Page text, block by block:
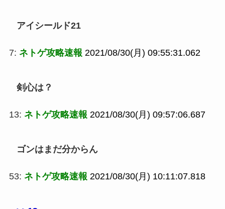
アイシールド21
7: ネトゲ攻略速報 2021/08/30(月) 09:55:31.062
剣心は？
13: ネトゲ攻略速報 2021/08/30(月) 09:57:06.687
ゴンはまだ分からん
53: ネトゲ攻略速報 2021/08/30(月) 10:11:07.818